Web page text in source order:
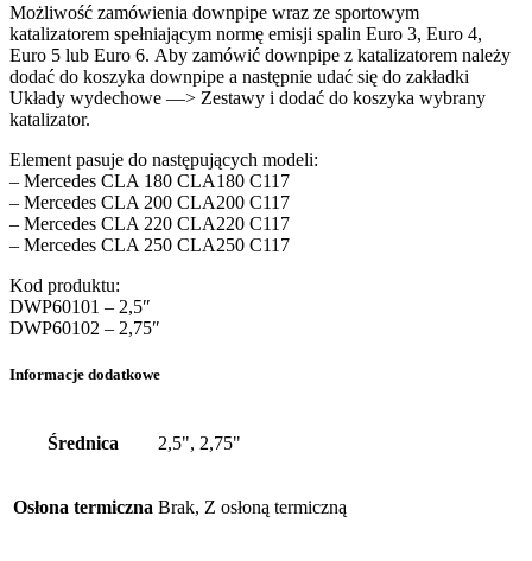
Możliwość zamówienia downpipe wraz ze sportowym
katalizatorem spełniającym normę emisji spalin Euro 3, Euro 4,
Euro 5 lub Euro 6. Aby zamówić downpipe z katalizatorem należy
dodać do koszyka downpipe a następnie udać się do zakładki
Układy wydechowe —> Zestawy i dodać do koszyka wybrany
katalizator.
Element pasuje do następujących modeli:
– Mercedes CLA 180 CLA180 C117
– Mercedes CLA 200 CLA200 C117
– Mercedes CLA 220 CLA220 C117
– Mercedes CLA 250 CLA250 C117
Kod produktu:
DWP60101 – 2,5″
DWP60102 – 2,75″
Informacje dodatkowe
Średnica 2,5", 2,75"
Osłona termiczna Brak, Z osłoną termiczną